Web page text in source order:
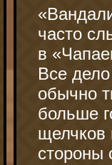
часто
в
Все
обычно
больше
щелчков
стороны